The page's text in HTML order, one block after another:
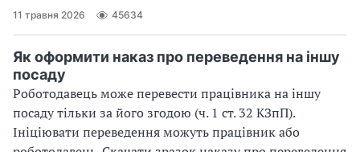
11 травня 2026 45634
Як оформити наказ про переведення на іншу
посаду
Роботодавець може перевести працівника на іншу
посаду тільки за його згодою (ч. 1 ст. 32 КЗпП).
Ініціювати переведення можуть працівник або